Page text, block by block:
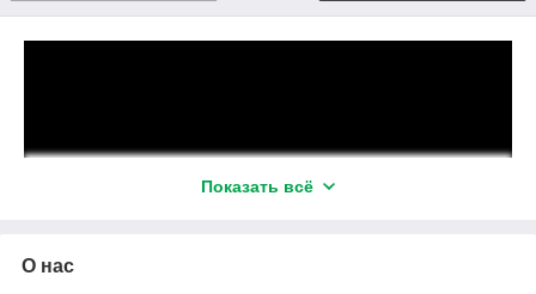
Показать всё
О нас